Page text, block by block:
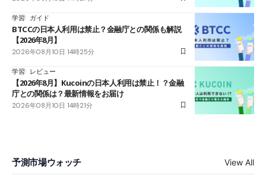
学習 ガイド
BTCCの日本人利用は禁止？金融庁との関係も解説
【2026年8月】
2026年08月10日 14時25分
学習 レビュー
【2026年8月】Kucoinの日本人利用は禁止！？金融
庁との関係は？最新情報をお届け
2026年08月10日 14時21分
予測市場ウォッチ View All